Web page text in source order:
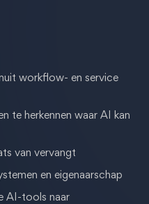
workflow- en service
te herkennen waar AI kan
van vervangt
en eigenaarschap
AI-tools naar